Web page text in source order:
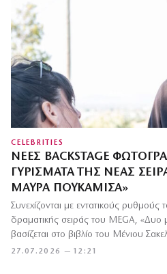
CELEBRITIES
ΝΈΕΣ BACKSTAGE
ΓΥΡΊΣΜΑΤΑ ΤΗΣ ΝΈΑΣ
ΜΑΎΡΑ ΠΟΥΚΆΜΙΣΑ»
27.07.2026 — 12:21
Συνεχίζονται με εντατικούς ρυθμούς
δραματικής σειράς του MEGA,
βασίζεται στο βιβλίο του Μένιου